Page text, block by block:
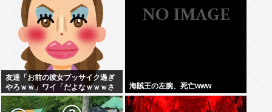
友達「お前の彼女ブッサイク過ぎ
やろｗｗ」ワイ「だよなｗｗｗさ
っさと別れたいわｗｗｗ」
海賊王の左腕、死亡www